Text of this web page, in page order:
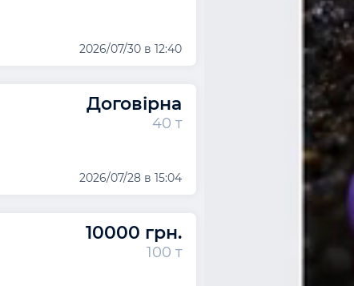
2026/07/30 в 12:40
Договірна
40 т
2026/07/28 в 15:04
10000 грн.
100 т